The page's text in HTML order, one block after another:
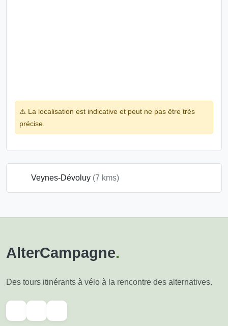
⚠️ La localisation est indicative et peut ne pas être très
précise.
Veynes-Dévoluy (7 kms)
AlterCampagne.
Des tours itinérants à vélo à la rencontre des alternatives.